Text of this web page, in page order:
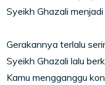
Syeikh Ghazali
Gerakannya terlalu
Syeikh Ghazali lalu
Kamu mengganggu